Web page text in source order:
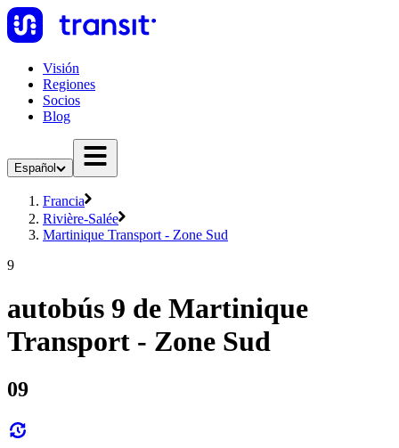
Visión
Regiones
Socios
Blog
Español
Francia
Rivière-Salée
Martinique Transport - Zone Sud
9
autobús 9 de Martinique
Transport - Zone Sud
09